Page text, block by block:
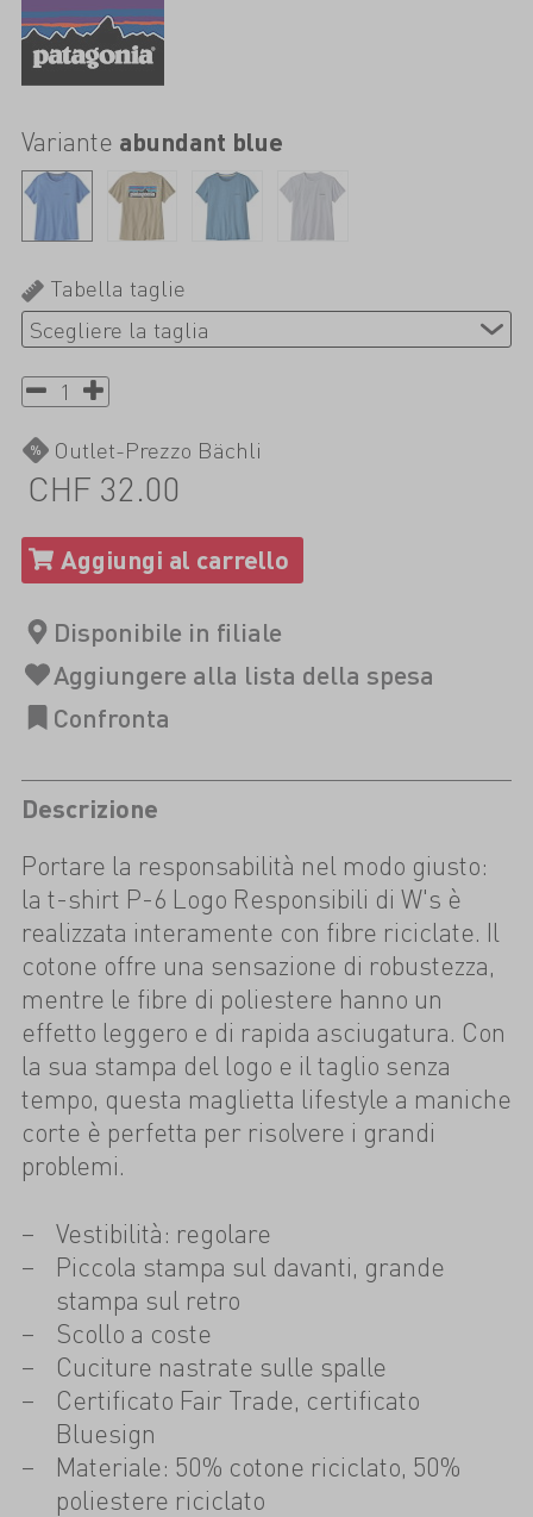
Variante abundant blue
Tabella taglie
Outlet-Prezzo Bächli
CHF 32.00
Descrizione
Portare la responsabilità nel modo giusto:
la t-shirt P-6 Logo Responsibili di W's è
realizzata interamente con fibre riciclate. Il
cotone offre una sensazione di robustezza,
mentre le fibre di poliestere hanno un
effetto leggero e di rapida asciugatura. Con
la sua stampa del logo e il taglio senza
tempo, questa maglietta lifestyle a maniche
corte è perfetta per risolvere i grandi
problemi.
Vestibilità: regolare
Piccola stampa sul davanti, grande
stampa sul retro
Scollo a coste
Cuciture nastrate sulle spalle
Certificato Fair Trade, certificato
Bluesign
Materiale: 50% cotone riciclato, 50%
poliestere riciclato